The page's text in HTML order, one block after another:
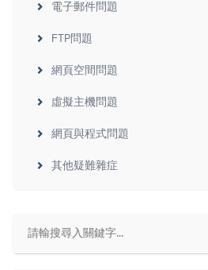
電子郵件問題
FTP問題
網頁空間問題
虛擬主機問題
網頁與程式問題
其他疑難雜症